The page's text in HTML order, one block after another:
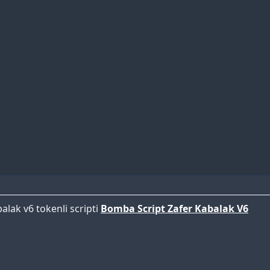
v6 tokenli scripti Bomba Script Zafer Kabalak V6